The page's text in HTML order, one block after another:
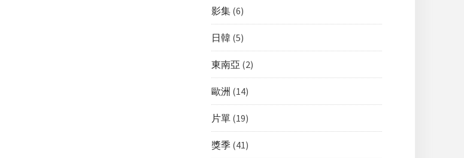
影集 (6)
日韓 (5)
東南亞 (2)
歐洲 (14)
片單 (19)
獎季 (41)